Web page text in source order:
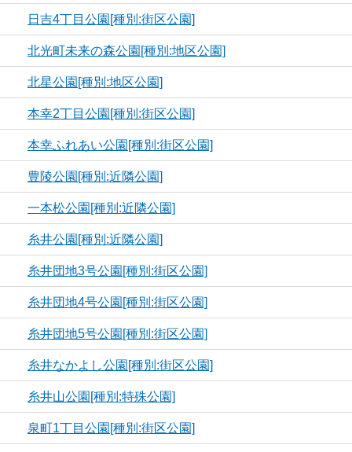
日吉4丁目公園[種別:街区公園]
北光町未来の森公園[種別:地区公園]
北星公園[種別:地区公園]
本幸2丁目公園[種別:街区公園]
本幸ふれあい公園[種別:街区公園]
豊陵公園[種別:近隣公園]
一本松公園[種別:近隣公園]
糸井公園[種別:近隣公園]
糸井団地3号公園[種別:街区公園]
糸井団地4号公園[種別:街区公園]
糸井団地5号公園[種別:街区公園]
糸井なかよし公園[種別:街区公園]
糸井山公園[種別:特殊公園]
泉町1丁目公園[種別:街区公園]